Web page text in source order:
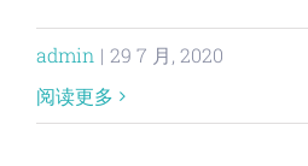
admin | 29 7 月, 2020
阅读更多